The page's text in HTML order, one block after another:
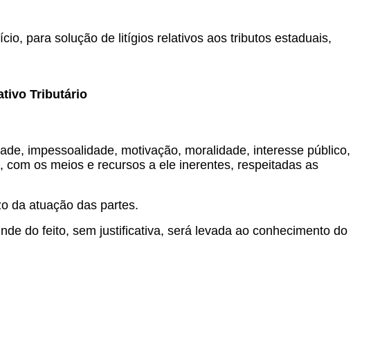
para solução de litígios relativos aos tributos estaduais,
Tributário
impessoalidade, motivação, moralidade, interesse público,
os meios e recursos a ele inerentes, respeitadas as
da atuação das partes.
do feito, sem justificativa, será levada ao conhecimento do